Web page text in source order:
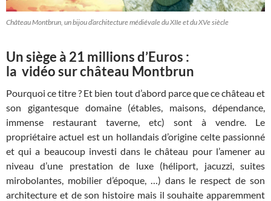
Château Montbrun, un bijou d’architecture médiévale du XIIe et du XVe siècle
Un siège à 21 millions d’Euros :
la vidéo sur château Montbrun
Pourquoi ce titre ? Et bien tout d’abord parce que ce château et
son gigantesque domaine (étables, maisons, dépendance,
immense restaurant taverne, etc) sont à vendre. Le
propriétaire actuel est un hollandais d’origine celte passionné
et qui a beaucoup investi dans le château pour l’amener au
niveau d’une prestation de luxe (héliport, jacuzzi, suites
mirobolantes, mobilier d’époque, …) dans le respect de son
architecture et de son histoire mais il souhaite apparemment